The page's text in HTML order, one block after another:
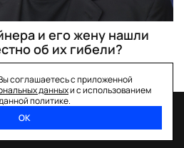
и его жену нашли
об их гибели?
соглашаетесь с приложенной
данныхи с использованием
политике.
ОК